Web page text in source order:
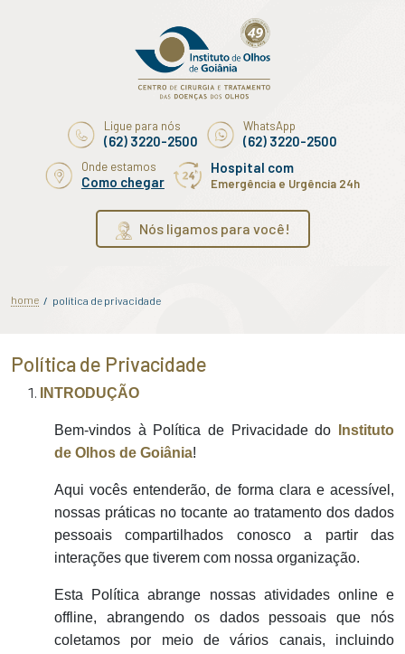
Ligue para nós
(62) 3220-2500
WhatsApp
(62) 3220-2500
Onde estamos
Como chegar
Hospital com
Emergência e Urgência 24h
Nós ligamos para você!
home / política de privacidade
Política de Privacidade
INTRODUÇÃO
Bem-vindos à Política de Privacidade do
Instituto
de Olhos de Goiânia!
Aqui vocês entenderão, de forma clara e acessível,
nossas práticas no tocante ao tratamento dos dados
pessoais compartilhados conosco a partir das
interações que tiverem com nossa organização.
Esta Política abrange nossas atividades online e
offline, abrangendo os dados pessoais que nós
coletamos por meio de vários canais, incluindo